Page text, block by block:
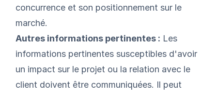
concurrence et son positionnement sur le
marché.
Autres informations pertinentes : Les
informations pertinentes susceptibles d'avoir
un impact sur le projet ou la relation avec le
client doivent être communiquées. Il peut